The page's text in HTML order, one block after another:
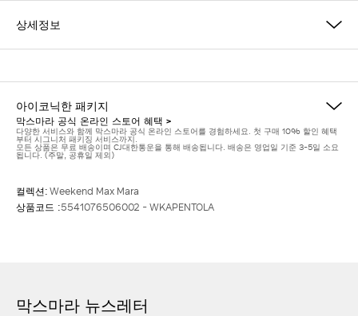
상세정보
아이코닉한 패키지
막스마라 공식 온라인 스토어 혜택 >
다양한 서비스와 함께 막스마라 공식 온라인 스토어를 경험하세요. 첫 구매 10% 할인 혜택
부터 시그니처 패키징 서비스까지.
모든 상품은 무료 배송이며 CJ대한통운을 통해 배송됩니다. 배송은 영업일 기준 3-5일 소요
됩니다. (주말, 공휴일 제외)
컬렉션:Weekend Max Mara
상품코드 :5541076506002 - WKAPENTOLA
막스마라 뉴스레터